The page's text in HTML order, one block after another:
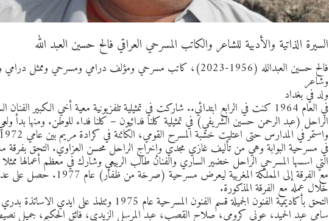
السيرة الذاتية والأدبية للشاعر والكاتب المسرحي العراقي فالح حسين العبد الله
فالح حسين العبدالله (1956-2023)، كاتب مسرحي ومؤلف درامي ومسرحي وممثل
وشاعر
ولد في بغداد
في العام 1964 كنت في الرابع ابتدائي.. شاركت في تمثيلية تلفزيونية معية أخي الكبير الفنان
الراحل (عبد الرحمن حسين الشريفي) في تمثيلية كلنا فدائيون – كلنا فداء للوطن. ومنها بدأ ولعي
في مسرحية البوابة وهي من تأليف غازي مجدي وإخراج الراحل محسن العزاوي. التحق بفرقة
التي اسسها المسرحي الراحل خضير الساري والفنان طالب الربيعي وشارك في معظم أعمالها
مع الفرقة إلى المملكة المغربية ليعرض مسرحية (صرخة من
خلال عمله مع الفرقة المذكورة.
التحق بأكاديمية الفنون الجميلة قسم الفنون المسرحية عام 1975 وتتلمذ
سامي عبد الحميد، عوني كرومي، صلاح القصب، عبد المرسل الزيدي، فائق الحكيم، جميل